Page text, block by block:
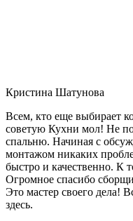
Кристина Шатунова
Всем, кто еще выбирает
советую Кухни мол! Не
спальню. Начиная с
монтажом никаких
быстро и качественно. К
Огромное спасибо
Это мастер своего дела!
здесь.